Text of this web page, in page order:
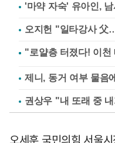
'마약 자숙' 유아인,
오지헌 "일타강사 父
제니, 동거 여부 물음
권상우 "내 또래 중
오세훈 국민의힘 서울